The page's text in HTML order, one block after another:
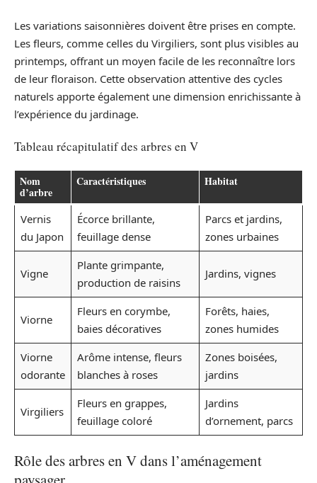
Les variations saisonnières doivent être prises en compte.
Les fleurs, comme celles du Virgiliers, sont plus visibles au
printemps, offrant un moyen facile de les reconnaître lors
de leur floraison. Cette observation attentive des cycles
naturels apporte également une dimension enrichissante à
l’expérience du jardinage.
Tableau récapitulatif des arbres en V
Nom
d’arbre
Caractéristiques Habitat
Vernis
du Japon
Écorce brillante,
feuillage dense
Parcs et jardins,
zones urbaines
Vigne
Plante grimpante,
production de raisins
Jardins, vignes
Viorne
Fleurs en corymbe,
baies décoratives
Forêts, haies,
zones humides
Viorne
odorante
Arôme intense, fleurs
blanches à roses
Zones boisées,
jardins
Virgiliers
Fleurs en grappes,
feuillage coloré
Jardins
d’ornement, parcs
Rôle des arbres en V dans l’aménagement